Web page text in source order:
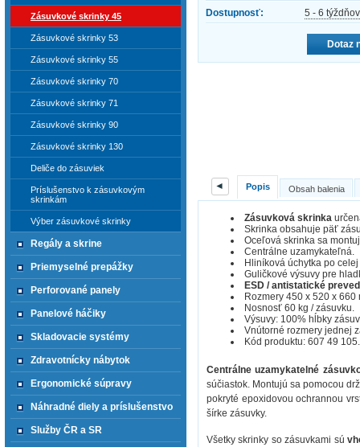
Dostupnosť:
5 - 6 týždňov
Dotaz
◄ Popis Obsah balenia
Zásuvková skrinka
Skrinka obsahuje päť
Oceľová skrinka sa
Centrálne uzamykateľná.
Hliníková úchytka po
Guličkové výsuvy pre
ESD / antistatické
Rozmery 450 x 520 x 660
Nosnosť 60 kg / zásuvku.
Výsuvy: 100% hĺbky
Vnútorné rozmery jednej
Kód produktu: 607 49 105.
Centrálne uzamykatelné
súčiastok. Montujú sa pomocou
pokryté epoxidovou ochrannou
šírke zásuvky.
Všetky skrinky so zásuvkami sú
Zásuvkové skrinky 45
Zásuvkové skrinky 53
Zásuvkové skrinky 55
Zásuvkové skrinky 70
Zásuvkové skrinky 71
Zásuvkové skrinky 90
Zásuvkové skrinky 130
Deliče do zásuviek
Príslušenstvo k zásuvkovým
skrinkám
Výber zásuvkové skrinky
Regály a skrine
Priemyselné prepážky
Perforované panely
Panelové háčiky
Skladovacie systémy
Zdravotnícky nábytok
Ergonomické súpravy
Náhradné diely a príslušenstvo
Služby ČR a SR